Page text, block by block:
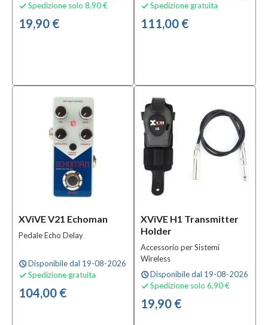
 Spedizione solo 8,90 €
19,90 €
 Spedizione gratuita
111,00 €
XViVE V21 Echoman
Pedale Echo Delay
scheduleDisponibile dal 19-08-2026
 Spedizione gratuita
104,00 €
XViVE H1 Transmitter
Holder
Accessorio per Sistemi
Wireless
scheduleDisponibile dal 19-08-2026
 Spedizione solo 6,90 €
19,90 €